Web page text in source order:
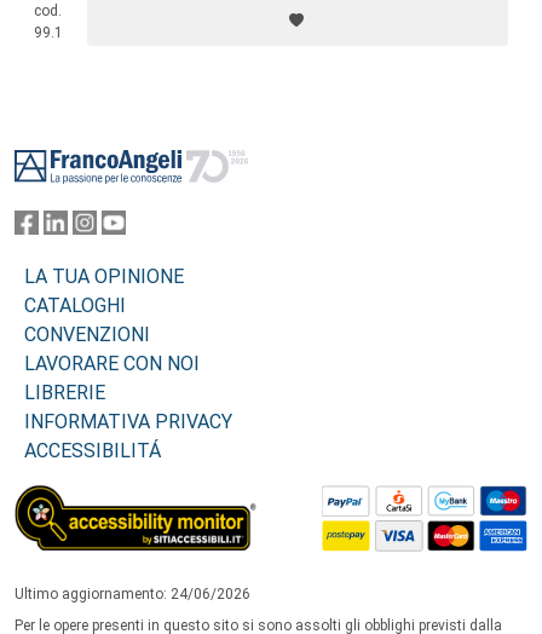
ma le rilanci come un vantaggio distintivo inimitabile.
cod.
99.1
LA TUA OPINIONE
CATALOGHI
CONVENZIONI
LAVORARE CON NOI
LIBRERIE
INFORMATIVA PRIVACY
ACCESSIBILITÁ
Ultimo aggiornamento: 24/06/2026
Per le opere presenti in questo sito si sono assolti gli obblighi previsti dalla